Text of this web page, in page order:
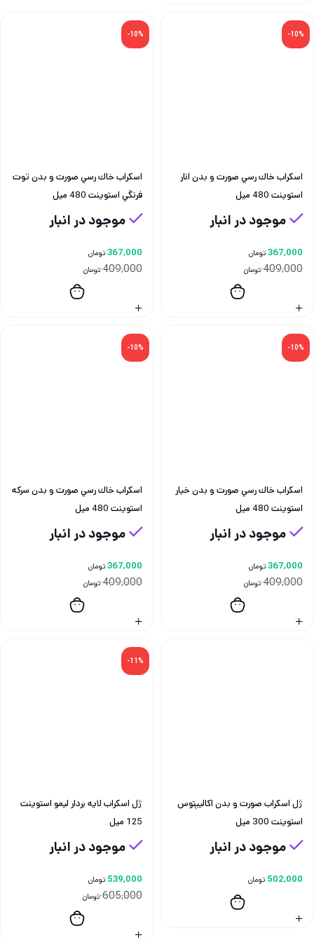
-10%
اسكراب خاك رسي صورت و بدن انار
استوينت 480 ميل
موجود در انبار
409,000 تومان
367,000تومان
-10%
اسكراب خاك رسي صورت و بدن توت
فرنگي استوينت 480 ميل
موجود در انبار
409,000 تومان
367,000تومان
-10%
اسكراب خاك رسي صورت و بدن خيار
استوينت 480 ميل
موجود در انبار
409,000 تومان
367,000تومان
-10%
اسكراب خاك رسي صورت و بدن سركه
استوينت 480 ميل
موجود در انبار
409,000 تومان
367,000تومان
ژل اسكراب صورت و بدن اكاليپتوس
استوينت 300 ميل
موجود در انبار
502,000 تومان
-11%
ژل اسكراب لايه بردار ليمو استوينت
125 ميل
موجود در انبار
605,000 تومان
539,000 تومان